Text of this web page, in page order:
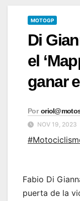
MOTOGP
Di
el
ganar
Por
NOV 19, 2023
Fabio Di
puerta de la